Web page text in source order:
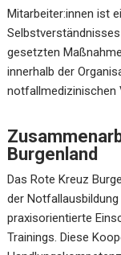
Mitarbeiter:innen ist
gesetzten
innerhalb der
notfallmedizinischen
Burgenland
Das Rote Kreuz
der
praxisorientierte
Trainings. Diese